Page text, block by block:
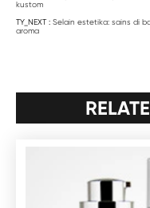
kustom
TY_NEXT : Selain estetika: sains di
aroma